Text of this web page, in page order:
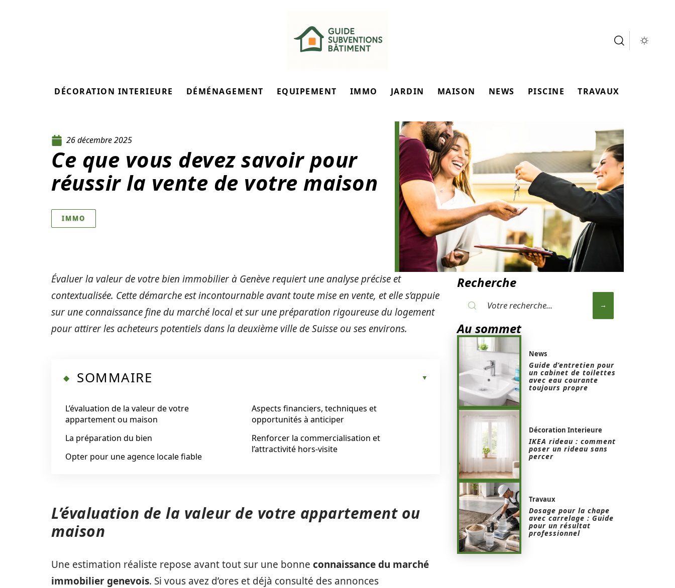
DÉCORATION INTERIEURE DÉMÉNAGEMENT EQUIPEMENT IMMO JARDIN MAISON NEWS PISCINE TRAVAUX
26 décembre 2025
Ce que vous devez savoir pour
réussir la vente de votre maison
IMMO
Évaluer la valeur de votre bien immobilier à Genève requiert une analyse précise et
contextualisée. Cette démarche est incontournable avant toute mise en vente, et elle s’appuie
sur une connaissance fine du marché local et sur une préparation rigoureuse du logement
pour attirer les acheteurs potentiels dans la deuxième ville de Suisse ou ses environs.
SOMMAIRE
L’évaluation de la valeur de votre
appartement ou maison
La préparation du bien
Opter pour une agence locale fiable
Aspects financiers, techniques et
opportunités à anticiper
Renforcer la commercialisation et
l’attractivité hors-visite
L’évaluation de la valeur de votre appartement ou
maison
Une estimation réaliste repose avant tout sur une bonne connaissance du marché
immobilier genevois. Si vous avez d’ores et déjà consulté des annonces
Recherche
Au sommet
News
Guide d’entretien pour
un cabinet de toilettes
avec eau courante
toujours propre
Décoration Interieure
IKEA rideau : comment
poser un rideau sans
percer
Travaux
Dosage pour la chape
avec carrelage : Guide
pour un résultat
professionnel